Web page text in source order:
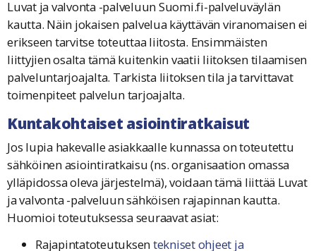
Luvat ja valvonta -palveluun Suomi.fi-palveluväylän
kautta. Näin jokaisen palvelua käyttävän viranomaisen ei
erikseen tarvitse toteuttaa liitosta. Ensimmäisten
liittyjien osalta tämä kuitenkin vaatii liitoksen tilaamisen
palveluntarjoajalta. Tarkista liitoksen tila ja tarvittavat
toimenpiteet palvelun tarjoajalta.
Kuntakohtaiset asiointiratkaisut
Jos lupia hakevalle asiakkaalle kunnassa on toteutettu
sähköinen asiointiratkaisu (ns. organisaation omassa
ylläpidossa oleva järjestelmä), voidaan tämä liittää Luvat
ja valvonta -palveluun sähköisen rajapinnan kautta.
Huomioi toteutuksessa seuraavat asiat:
Rajapintatoteutuksentekniset ohjeet ja